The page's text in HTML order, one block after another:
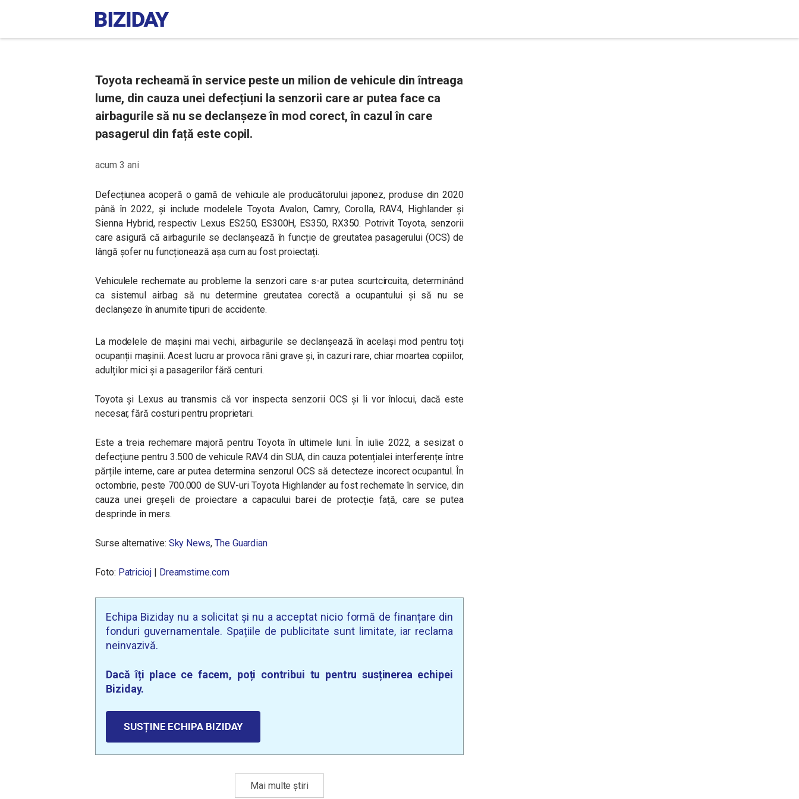
Toyota recheamă în service peste un milion de vehicule din întreaga
lume, din cauza unei defecțiuni la senzorii care ar putea face ca
airbagurile să nu se declanșeze în mod corect, în cazul în care
pasagerul din față este copil.
acum 3 ani
Defecțiunea acoperă o gamă de vehicule ale producătorului japonez, produse din 2020
până în 2022, și include modelele Toyota Avalon, Camry, Corolla, RAV4, Highlander și
Sienna Hybrid, respectiv Lexus ES250, ES300H, ES350, RX350. Potrivit Toyota, senzorii
care asigură că airbagurile se declanșează în funcție de greutatea pasagerului (OCS) de
lângă șofer nu funcționează așa cum au fost proiectați.
Vehiculele rechemate au probleme la senzori care s-ar putea scurtcircuita, determinând
ca sistemul airbag să nu determine greutatea corectă a ocupantului și să nu se
declanșeze în anumite tipuri de accidente.
La modelele de mașini mai vechi, airbagurile se declanșează în același mod pentru toți
ocupanții mașinii. Acest lucru ar provoca răni grave și, în cazuri rare, chiar moartea copiilor,
adulților mici și a pasagerilor fără centuri.
Toyota și Lexus au transmis că vor inspecta senzorii OCS și îi vor înlocui, dacă este
necesar, fără costuri pentru proprietari.
Este a treia rechemare majoră pentru Toyota în ultimele luni. În iulie 2022, a sesizat o
defecțiune pentru 3.500 de vehicule RAV4 din SUA, din cauza potențialei interferențe între
părțile interne, care ar putea determina senzorul OCS să detecteze incorect ocupantul. În
octombrie, peste 700.000 de SUV-uri Toyota Highlander au fost rechemate în service, din
cauza unei greșeli de proiectare a capacului barei de protecție față, care se putea
desprinde în mers.
Surse alternative: Sky News, The Guardian
Foto: Patricioj| Dreamstime.com
Echipa Biziday nu a solicitat și nu a acceptat nicio formă de finanțare din
fonduri guvernamentale. Spațiile de publicitate sunt limitate, iar reclama
neinvazivă.
Dacă îți place ce facem, poți contribui tu pentru susținerea echipei
Biziday.
SUSȚINE ECHIPA BIZIDAY
Mai multe știri